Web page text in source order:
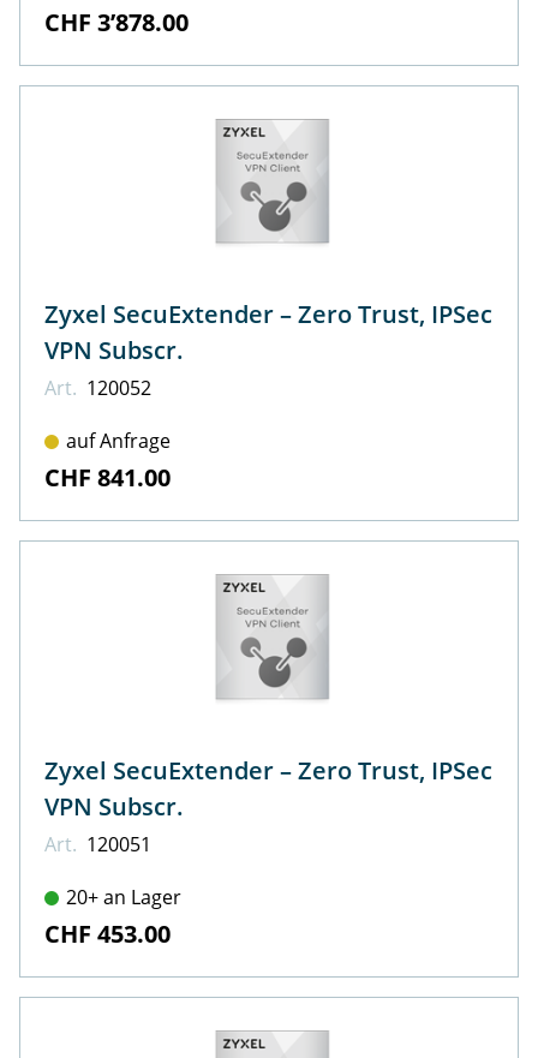
CHF 3’878.00
Zyxel SecuExtender – Zero Trust, IPSec
VPN Subscr.
Art. 120052
auf Anfrage
CHF 841.00
Zyxel SecuExtender – Zero Trust, IPSec
VPN Subscr.
Art. 120051
20+ an Lager
CHF 453.00